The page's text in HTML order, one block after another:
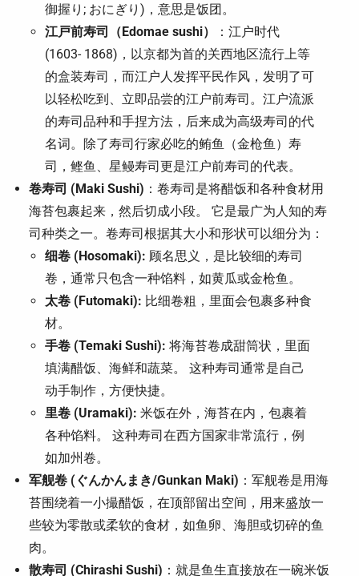
御握り; おにぎり)，意思是饭团。
江戸前寿司（Edomae sushi）
：江户时代
(1603- 1868)，以京都为首的关西地区流行上等
的盒装寿司，而江户人发挥平民作风，发明了可
以轻松吃到、立即品尝的江户前寿司。江户流派
的寿司品种和手捏方法，后来成为高级寿司的代
名词。除了寿司行家必吃的鲔鱼（金枪鱼）寿
司，鲣鱼、星鳗寿司更是江户前寿司的代表。
卷寿司 (Maki Sushi) ：卷寿司是将醋饭和各种食材用
海苔包裹起来，然后切成小段。 它是最广为人知的寿
司种类之一。卷寿司根据其大小和形状可以细分为：
细卷 (Hosomaki): 顾名思义，是比较细的寿司
卷，通常只包含一种馅料，如黄瓜或金枪鱼。
太卷 (Futomaki): 比细卷粗，里面会包裹多种食
材。
手卷 (Temaki Sushi): 将海苔卷成甜筒状，里面
填满醋饭、海鲜和蔬菜。 这种寿司通常是自己
动手制作，方便快捷。
里卷 (Uramaki): 米饭在外，海苔在内，包裹着
各种馅料。 这种寿司在西方国家非常流行，例
如加州卷。
军舰卷 (ぐんかんまき/Gunkan Maki) ：军舰卷是用海
苔围绕着一小撮醋饭，在顶部留出空间，用来盛放一
些较为零散或柔软的食材，如鱼卵、海胆或切碎的鱼
肉。
散寿司 (Chirashi Sushi) ：就是鱼生直接放在一碗米饭